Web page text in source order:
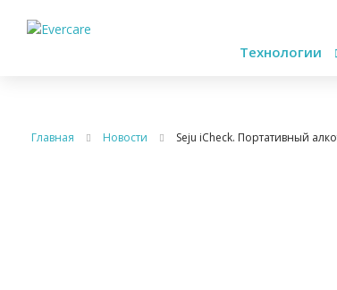
Технологии
Главная Новости Seju iCheck. Портативный